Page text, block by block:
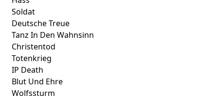
Soldat
Deutsche Treue
Tanz In Den Wahnsinn
Christentod
Totenkrieg
IP Death
Blut Und Ehre
Wolfssturm